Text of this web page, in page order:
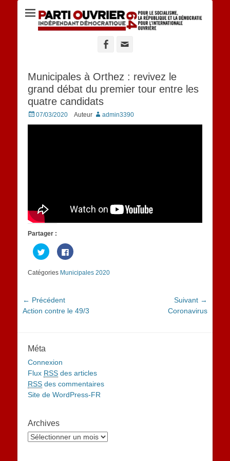
Site du POID 64
Facebook
Municipales à Orthez : revivez le
grand débat du premier tour entre les
quatre candidats
Posted
on
07/03/2020 Auteur admin3390
Partager :
Cliquez
pour
partager
sur
Twitter(ouvre
fenêtre)
Cliquez
pour
sur
Facebook(ouvre
Catégories Municipales 2020
Navigation
de
← Précédent
Article
Action contre le 49/3
Suivant →
Coronavirus
Méta
Connexion
Flux RSS des articles
RSS des commentaires
Site de WordPress-FR
Archives
Archives